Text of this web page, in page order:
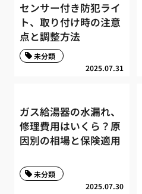
センサー付き防犯ライ
ト、取り付け時の注意
点と調整方法
2025.07.31
未分類
ガス給湯器の水漏れ、
修理費用はいくら？原
因別の相場と保険適用
2025.07.30
未分類